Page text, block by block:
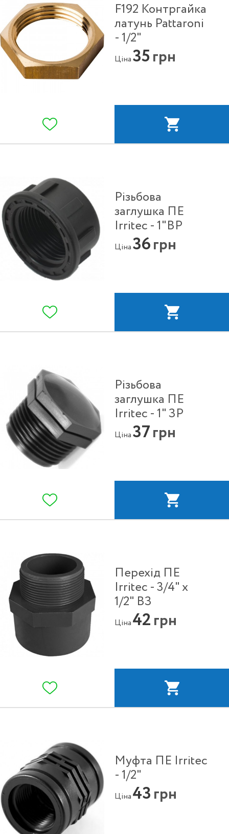
F192 Контргайка
латунь Pattaroni
- 1/2"
Ціна35грн
Різьбова
заглушка ПЕ
Irritec - 1"ВР
Ціна36грн
Різьбова
заглушка ПЕ
Irritec - 1" ЗР
Ціна37грн
Перехід ПЕ
Irritec - 3/4" x
1/2" ВЗ
Ціна42грн
Муфта ПЕ Irritec
- 1/2"
Ціна43грн